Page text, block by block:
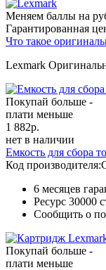
Меняем баллы на
Гарантированная
Что такое
Lexmark
Покупай больше -
плати меньше
1 882р.
нет в наличии
Емкость для сбора
Код производителя:
6 месяцев
Ресурс 30000
Сообщить о
Покупай больше -
плати меньше